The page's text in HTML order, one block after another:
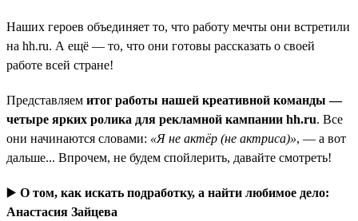
Наших героев объединяет то, что работу мечты они встретили
на hh.ru. А ещё — то, что они готовы рассказать о своей
работе всей стране!
Представляем итог работы нашей креативной команды —
четыре ярких ролика для рекламной кампании hh.ru. Все
они начинаются словами: «Я не актёр (не актриса)», — а вот
дальше... Впрочем, не будем спойлерить, давайте смотреть!
▶️ О том, как искать подработку, а найти любимое дело:
Анастасия Зайцева